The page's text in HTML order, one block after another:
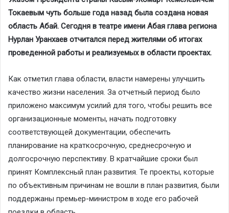
Токаевым чуть больше года назад была создана новая
область Абай. Сегодня в театре имени Абая глава региона
Нурлан Уранхаев отчитался перед жителями об итогах
проведенной работы и реализуемых в области проектах.
Как отметил глава области, власти намерены улучшить
качество жизни населения. За отчетный период было
приложено максимум усилий для того, чтобы решить все
организационные моменты, начать подготовку
соответствующей документации, обеспечить
планирование на краткосрочную, среднесрочную и
долгосрочную перспективу. В кратчайшие сроки был
принят Комплексный план развития. Те проекты, которые
по объективным причинам не вошли в план развития, были
поддержаны премьер-министром в ходе его рабочей